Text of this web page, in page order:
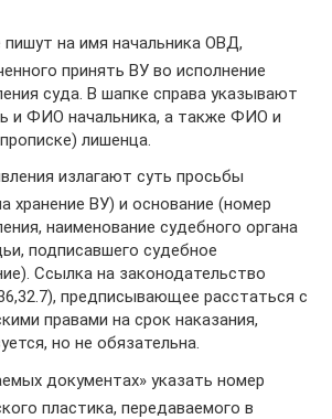
пишут на имя начальника ОВД,
принять ВУ во исполнение
суда. В шапке справа указывают
и ФИО начальника, а также ФИО и
лишенца.
излагают суть просьбы
хранение ВУ) и основание (номер
наименование судебного органа
подписавшего судебное
Ссылка на законодательство
предписывающее расстаться с
правами на срок наказания,
но не обязательна.
документах» указать номер
пластика, передаваемого в